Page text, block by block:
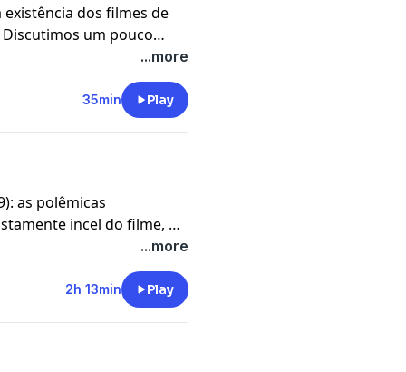
dos filmes de
um pouco
...more
35min Play
as polêmicas
incel do filme, a
Phoenix e diversos
diferente dos outros
...more
2h 13min Play